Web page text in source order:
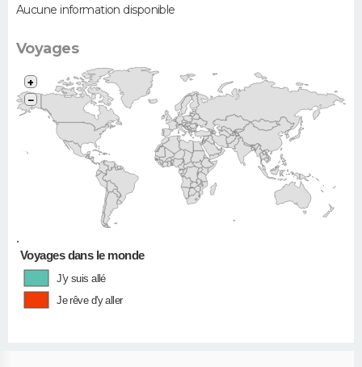
Aucune information disponible
Voyages
•
+
−
Voyages dans le monde
J'y suis allé
Je rêve d'y aller